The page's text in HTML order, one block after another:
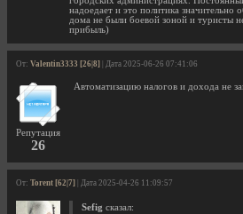
надоедает и это политика значительно
дома не были боевой зоной и туристы
прибыль)
От: Valentin3333 [26|8] | Дата 2025-06-26 07:41:06
Репутация
26
Автоматизацию налогов и дохода не
От: Torent [62|7] | Дата 2025-04-26 11:09:57
Sefig сказал: